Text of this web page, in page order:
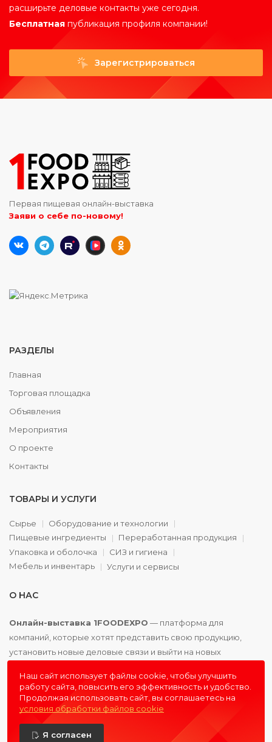
расширьте деловые контакты уже сегодня.
Бесплатная публикация профиля компании!
Зарегистрироваться
Первая пищевая онлайн-выставка
Заяви о себе по-новому!
РАЗДЕЛЫ
Главная
Торговая площадка
Объявления
Мероприятия
О проекте
Контакты
ТОВАРЫ И УСЛУГИ
Сырье
Оборудование и технологии
Пищевые ингредиенты
Переработанная продукция
Упаковка и оболочка
СИЗ и гигиена
Мебель и инвентарь
Услуги и сервисы
О НАС
Онлайн-выставка 1FOODEXPO — платформа для
компаний, которые хотят представить свою продукцию,
установить новые деловые связи и выйти на новых
© 2016 - 20261FOODEXPO - первая пищевая онлайн-
Наш сайт использует файлы cookie, чтобы улучшить
работу сайта, повысить его эффективность и удобство.
Продолжая использовать сайт, вы соглашаетесь на
условия обработки файлов cookie
Я согласен